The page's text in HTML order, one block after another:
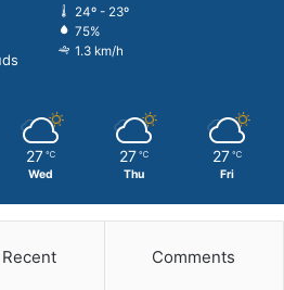
24º - 23º
75%
1.3 km/h
27 ℃
Wed
27 ℃
Thu
27 ℃
Fri
Recent Comments